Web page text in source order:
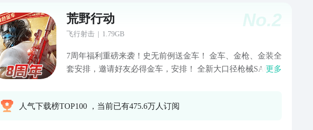
No.2
荒野行动
飞行射击 1.79GB
7周年福利重磅来袭！史无前例送金车！ 金车、金枪、金装全
套安排，邀请好友必得金车，安排！ 全新大口径枪械SACR-
野新生，“金”喜突围，10月26日等你来上线体验！ 【起飞！
更多
人气下载榜TOP100 ，当前已有475.6万人订阅